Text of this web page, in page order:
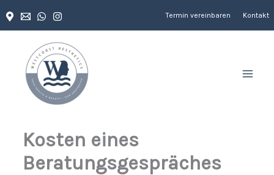
Inhalt
Termin vereinbaren Kontakt
Kosten eines
Beratungsgespräches